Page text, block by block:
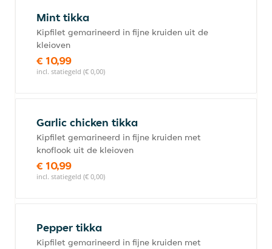
Mint tikka
Kipfilet gemarineerd in fijne kruiden uit de
kleioven
€ 10,99
incl. statiegeld (€ 0,00)
Garlic chicken tikka
Kipfilet gemarineerd in fijne kruiden met
knoflook uit de kleioven
€ 10,99
incl. statiegeld (€ 0,00)
Pepper tikka
Kipfilet gemarineerd in fijne kruiden met